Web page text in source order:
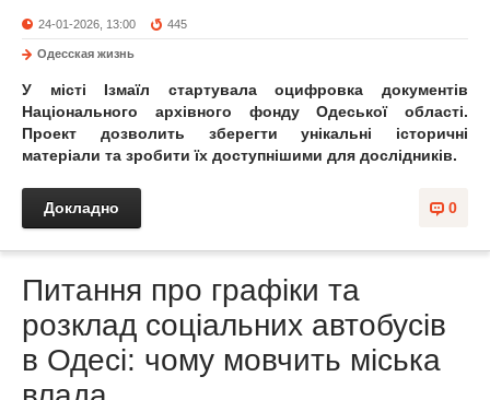
24-01-2026, 13:00 445
Одесская жизнь
У місті Ізмаїл стартувала оцифровка документів
Національного архівного фонду Одеської області.
Проект дозволить зберегти унікальні історичні
матеріали та зробити їх доступнішими для дослідників.
0
Докладно
Питання про графіки та
розклад соціальних автобусів
в Одесі: чому мовчить міська